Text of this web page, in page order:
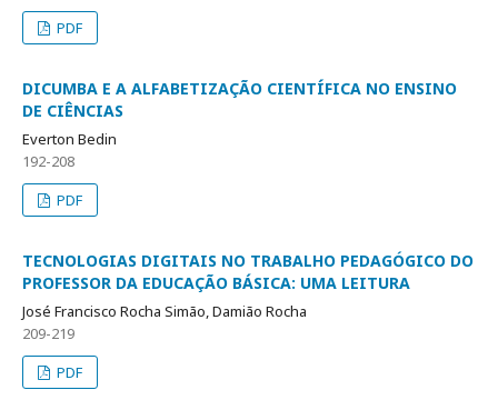
PDF
DICUMBA E A ALFABETIZAÇÃO CIENTÍFICA NO ENSINO
DE CIÊNCIAS
Everton Bedin
192-208
PDF
TECNOLOGIAS DIGITAIS NO TRABALHO PEDAGÓGICO DO
PROFESSOR DA EDUCAÇÃO BÁSICA: UMA LEITURA
José Francisco Rocha Simão, Damião Rocha
209-219
PDF